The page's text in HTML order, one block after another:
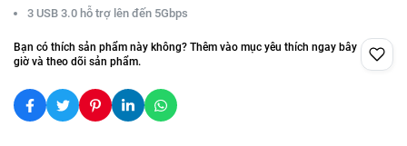
3 USB 3.0 hỗ trợ lên đến 5Gbps
Bạn có thích sản phẩm này không? Thêm vào mục yêu thích ngay bây
giờ và theo dõi sản phẩm.